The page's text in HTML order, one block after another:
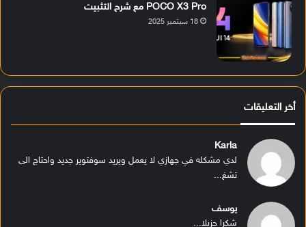
POCO X3 Pro مع شرح التثبيت
18 سبتمبر 2025
أخر التعليقات
Karla
لدي مشكله في جهازي لا يعمل ويريد سوفتوير جديد واحتاج الى
تشغ...
يوسف
شكرا جزيلا...